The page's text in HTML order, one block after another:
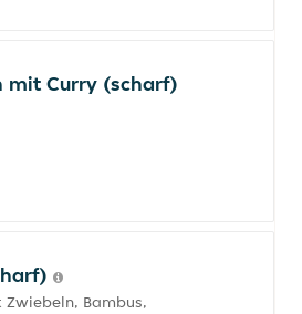
mit Curry (scharf)
Bambus,